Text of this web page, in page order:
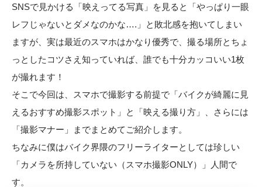
SNSで見かける「映えってる写真」を見ると「やっぱり一眼
レフじゃないとダメなのかな….」と敗北感を抱いてしまい
ますが、実は最近のスマホはかなり優秀で、撮る場所とちょ
っとしたコツさえ知っていれば、誰でも十分カッコいい1枚
が撮れます！
そこで今回は、スマホで撮影する前提で「バイクが綺麗に見
えるおすすめ撮影スポット」と「映える撮り方」、さらには
「撮影マナー」までまとめてご紹介します。
ちなみに僕はバイク界隈のフリーライターとしては珍しい
「カメラを所持していない（スマホ撮影ONLY）」人間で
す。